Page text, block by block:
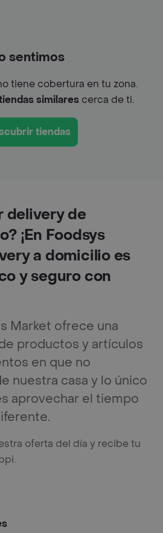
sentimos
tiene cobertura en tu zona.
similarescerca de ti.
tiendas
delivery de
¡En Foodsys
a domicilio es
y seguro con
Market ofrece una
productos y artículos
en que no
nuestra casa y lo único
aprovechar el tiempo
oferta del día y recibe tu